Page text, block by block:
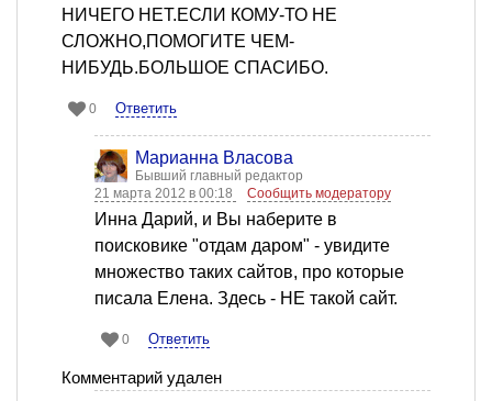
НИЧЕГО НЕТ.ЕСЛИ КОМУ-ТО НЕ
СЛОЖНО,ПОМОГИТЕ ЧЕМ-
НИБУДЬ.БОЛЬШОЕ СПАСИБО.
0 Ответить
Марианна Власова
Бывший главный редактор
21 марта 2012 в 00:18
Сообщить модератору
Инна Дарий, и Вы наберите в
поисковике "отдам даром" - увидите
множество таких сайтов, про которые
писала Елена. Здесь - НЕ такой сайт.
0 Ответить
Комментарий удален